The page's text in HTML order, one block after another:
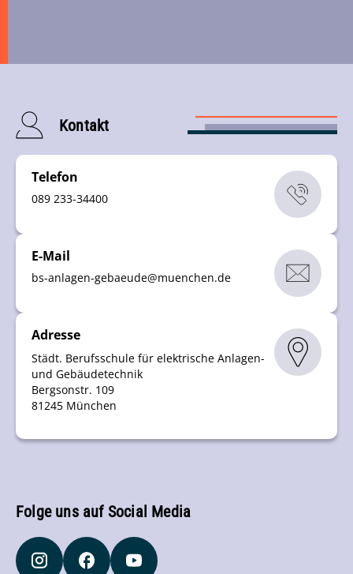
Kontakt
Telefon
089 233-34400
E-Mail
bs-anlagen-gebaeude@muenchen.de
Adresse
Städt. Berufsschule für elektrische Anlagen-
und Gebäudetechnik
Bergsonstr. 109
81245 München
Folge uns auf Social Media